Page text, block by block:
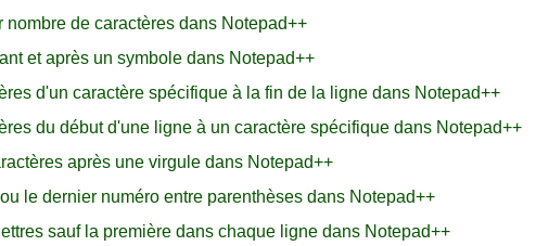
de caractères dans Notepad++
et après un symbole dans Notepad++
d'un caractère spécifique à la fin de la ligne dans Notepad++
du début d'une ligne à un caractère spécifique dans Notepad++
après une virgule dans Notepad++
le dernier numéro entre parenthèses dans Notepad++
sauf la première dans chaque ligne dans Notepad++